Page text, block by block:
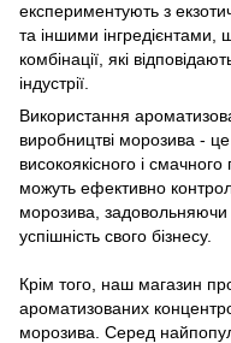
експериментують з
та іншими інгредієнтами,
комбінації, які
індустрії.
Використання
виробництві морозива -
високоякісного і
можуть ефективно
морозива, задовольняючи
успішність свого бізнесу.
Крім того, наш магазин
ароматизованих
морозива. Серед